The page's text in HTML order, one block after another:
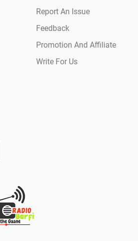
Report An Issue
Feedback
Promotion And Affiliate
Write For Us